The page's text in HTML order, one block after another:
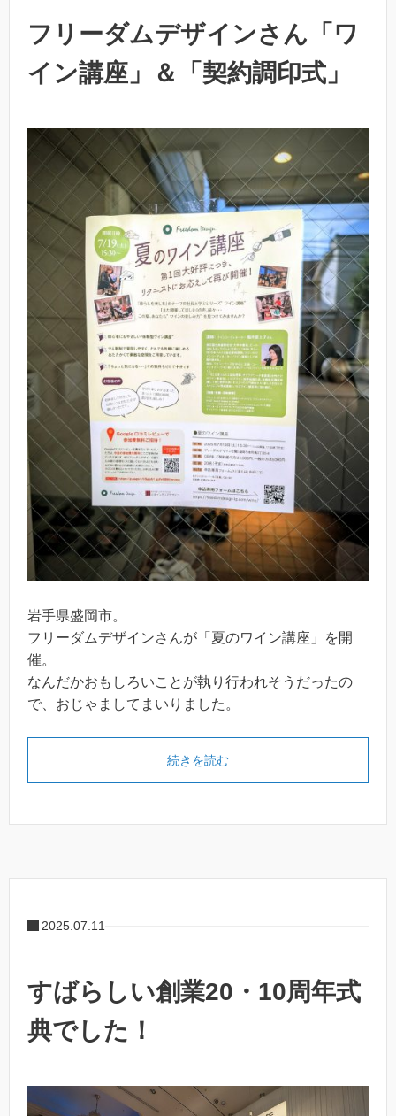
フリーダムデザインさん「ワ
イン講座」＆「契約調印式」
岩手県盛岡市。
フリーダムデザインさんが「夏のワイン講座」を開
催。
なんだかおもしろいことが執り行われそうだったの
で、おじゃましてまいりました。
続きを読む
2025.07.11
すばらしい創業20・10周年式
典でした！